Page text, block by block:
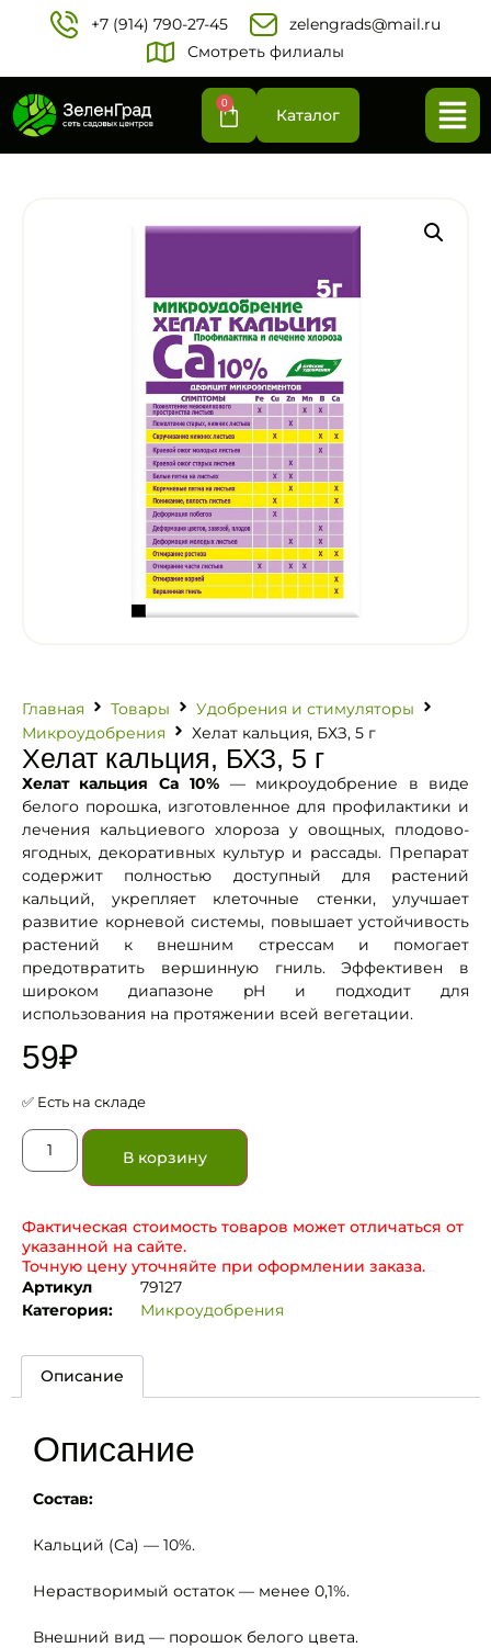
+7 (914) 790-27-45‬
zelengrads@mail.ru
Смотреть филиалы
0
Каталог
Главная Товары
Удобрения и стимуляторы
Микроудобрения
Хелат кальция, БХЗ, 5 г
Хелат кальция, БХЗ, 5 г
Хелат кальция Ca 10% — микроудобрение в виде
белого порошка, изготовленное для профилактики и
лечения кальциевого хлороза у овощных, плодово-
ягодных, декоративных культур и рассады. Препарат
содержит полностью доступный для растений
кальций, укрепляет клеточные стенки, улучшает
развитие корневой системы, повышает устойчивость
растений к внешним стрессам и помогает
предотвратить вершинную гниль. Эффективен в
широком диапазоне pH и подходит для
использования на протяжении всей вегетации.
59₽
✅ Есть на складе
В корзину
Фактическая стоимость товаров может отличаться от
указанной на сайте.
Точную цену уточняйте при оформлении заказа.
Артикул
79127
Категория:
Микроудобрения
Описание
Описание
Состав:
Кальций (Ca) — 10%.
Нерастворимый остаток — менее 0,1%.
Внешний вид — порошок белого цвета.